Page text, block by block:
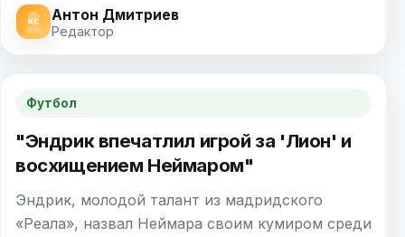
Антон Дмитриев
Редактор
Футбол
"Эндрик впечатлил игрой за 'Лион' и
восхищением Неймаром"
Эндрик, молодой талант из мадридского
«Реала», назвал Неймара своим кумиром среди